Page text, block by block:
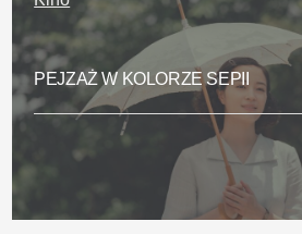
PEJZAŻ W KOLORZE SEPII